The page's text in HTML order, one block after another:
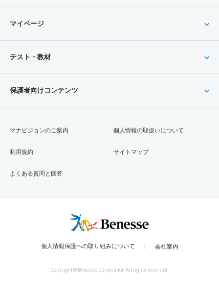
マイページ
テスト・教材
保護者向けコンテンツ
マナビジョンのご案内
利用規約
よくある質問と回答
個人情報の取扱いについて
サイトマップ
個人情報保護への取り組みについて 会社案内
Copyright © Benesse Corporation All rights reserved.